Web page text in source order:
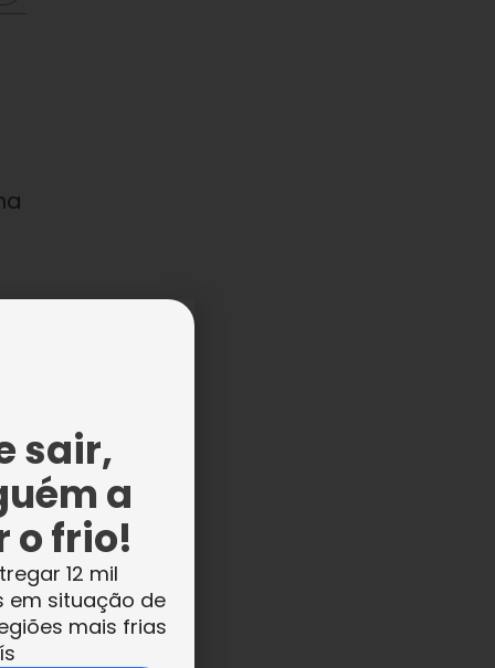
sair,
a
o frio!
12 mil
em situação de
mais frias